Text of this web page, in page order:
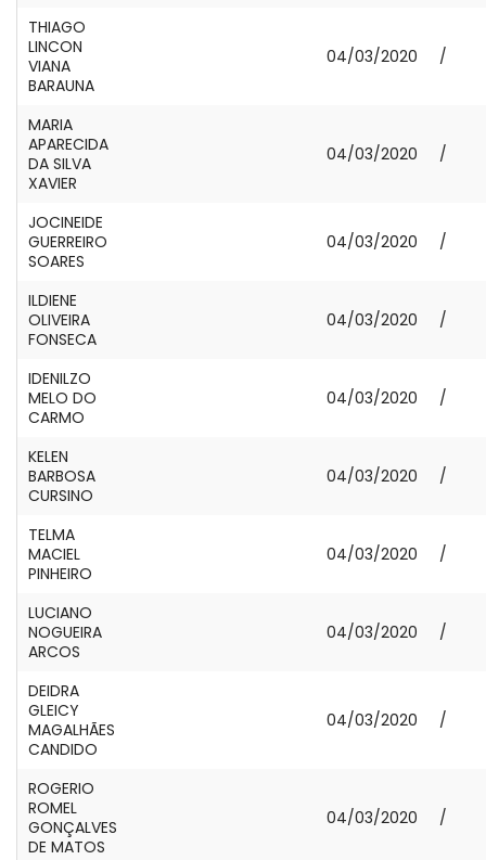
THIAGO
LINCON
VIANA
BARAUNA
04/03/2020 /
MARIA
APARECIDA
DA SILVA
XAVIER
04/03/2020 /
JOCINEIDE
GUERREIRO
SOARES
04/03/2020 /
ILDIENE
OLIVEIRA
FONSECA
04/03/2020 /
IDENILZO
MELO DO
CARMO
04/03/2020 /
KELEN
BARBOSA
CURSINO
04/03/2020 /
TELMA
MACIEL
PINHEIRO
04/03/2020 /
LUCIANO
NOGUEIRA
ARCOS
04/03/2020 /
DEIDRA
GLEICY
MAGALHÃES
CANDIDO
04/03/2020 /
ROGERIO
ROMEL
GONÇALVES
DE MATOS
04/03/2020 /